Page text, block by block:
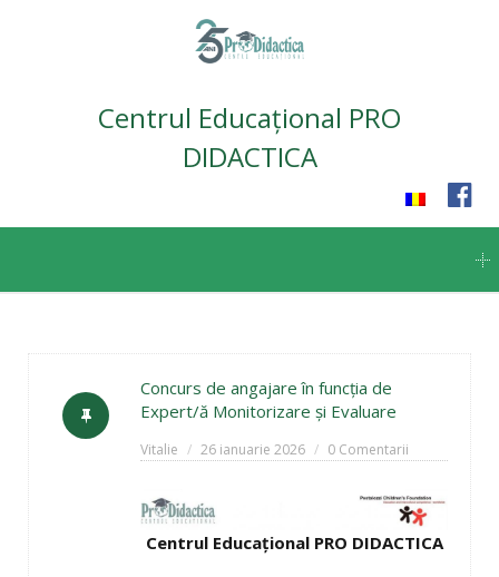
Centrul Educațional PRO
DIDACTICA
content
Concurs de angajare în funcția de
Expert/ă Monitorizare și Evaluare
Vitalie 26 ianuarie 2026 0 Comentarii
Centrul Educațional PRO DIDACTICA